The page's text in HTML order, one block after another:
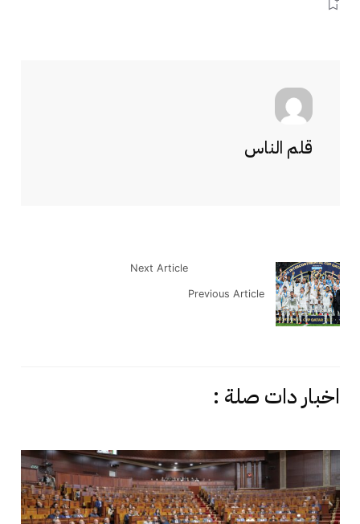
قلم الناس
Previous Article
Next Article
اخبار دات صلة :